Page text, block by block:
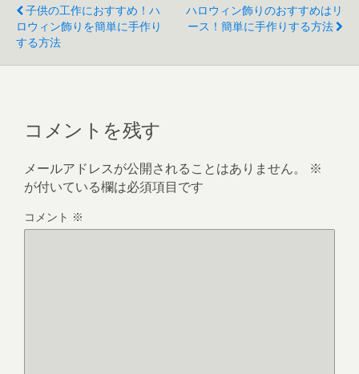
子供の工作におすすめ！ハ
ロウィン飾りを簡単に手作り
する方法
ハロウィン飾りのおすすめはリ
ース！簡単に手作りする方法
コメントを残す
メールアドレスが公開されることはありません。
※
が付いている欄は必須項目です
コメント ※